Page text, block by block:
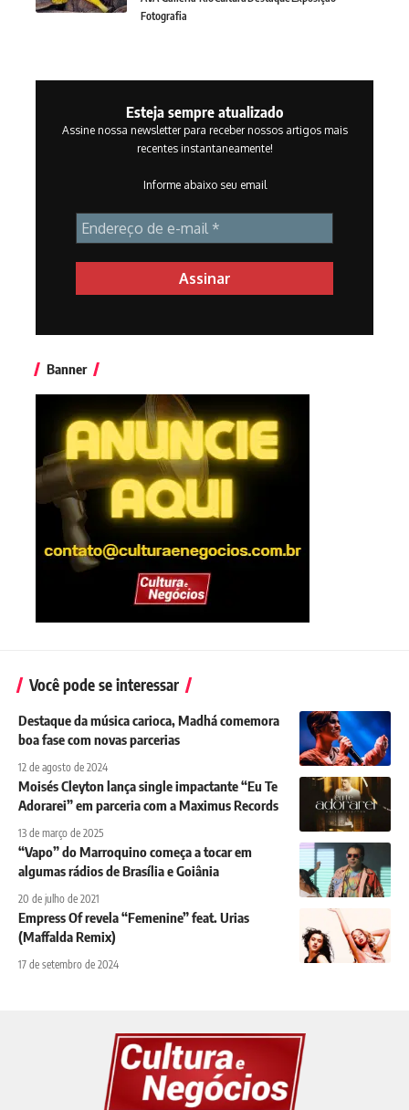
Fotografia
Esteja sempre atualizado
Assine nossa newsletter para receber nossos artigos mais
recentes instantaneamente!
Informe abaixo seu email
Banner
Você pode se interessar
Destaque da música carioca, Madhá comemora
boa fase com novas parcerias
12 de agosto de 2024
Moisés Cleyton lança single impactante “Eu Te
Adorarei” em parceria com a Maximus Records
13 de março de 2025
“Vapo” do Marroquino começa a tocar em
algumas rádios de Brasília e Goiânia
20 de julho de 2021
Empress Of revela “Femenine” feat. Urias
(Maffalda Remix)
17 de setembro de 2024